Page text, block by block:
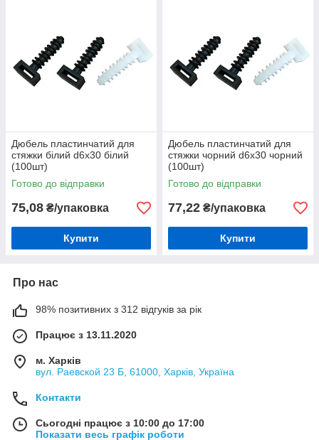
Дюбель пластинчатий для
стяжки білий d6х30 білий
(100шт)
Готово до відправки
75,08 ₴/упаковка
Купити
Дюбель пластинчатий для
стяжки чорний d6х30 чорний
(100шт)
Готово до відправки
77,22 ₴/упаковка
Купити
Про нас
98% позитивних з 312 відгуків за рік
Працює з 13.11.2020
м. Харків
вул. Раевской 23 Б, 61000, Харків, Україна
Контакти
Сьогодні працює з 10:00 до 17:00
Показати весь графік роботи